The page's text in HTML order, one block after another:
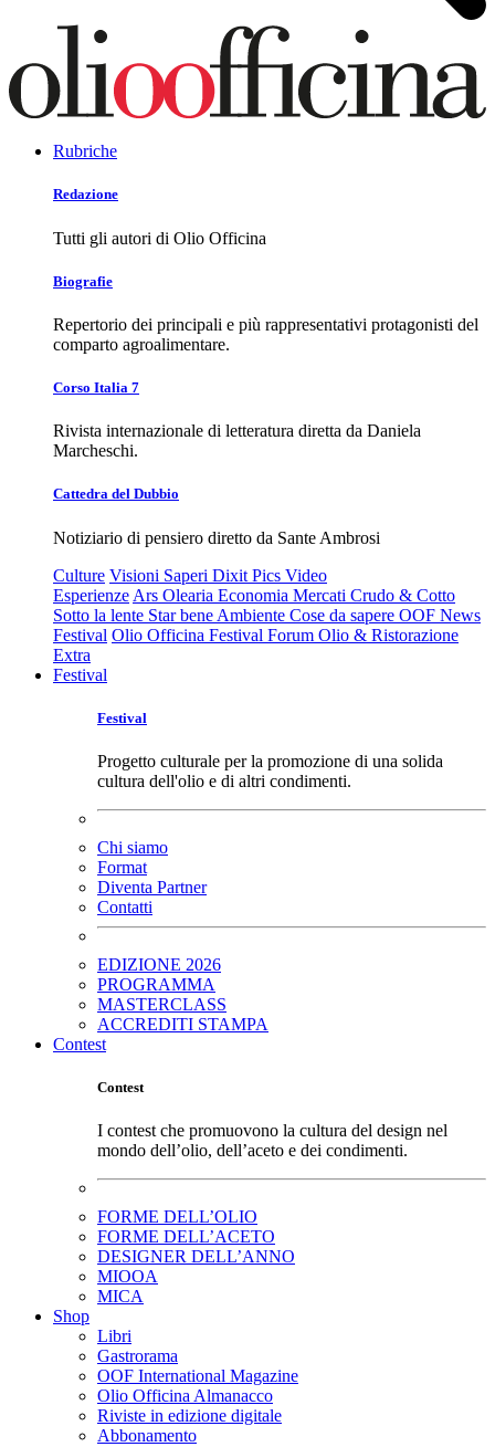
Rubriche
Redazione
Tutti gli autori di Olio Officina
Biografie
Repertorio dei principali e più rappresentativi protagonisti del
comparto agroalimentare.
Corso Italia 7
Rivista internazionale di letteratura diretta da Daniela
Marcheschi.
Cattedra del Dubbio
Notiziario di pensiero diretto da Sante Ambrosi
Culture Visioni Saperi Dixit Pics Video
Esperienze Ars Olearia Economia Mercati Crudo & Cotto
Sotto la lente Star bene Ambiente Cose da sapere OOF News
Festival Olio Officina Festival Forum Olio & Ristorazione
Extra
Festival
Festival
Progetto culturale per la promozione di una solida
cultura dell'olio e di altri condimenti.
Chi siamo
Format
Diventa Partner
Contatti
EDIZIONE 2026
PROGRAMMA
MASTERCLASS
ACCREDITI STAMPA
Contest
Contest
I contest che promuovono la cultura del design nel
mondo dell’olio, dell’aceto e dei condimenti.
FORME DELL’OLIO
FORME DELL’ACETO
DESIGNER DELL’ANNO
MIOOA
MICA
Shop
Libri
Gastrorama
OOF International Magazine
Olio Officina Almanacco
Riviste in edizione digitale
Abbonamento